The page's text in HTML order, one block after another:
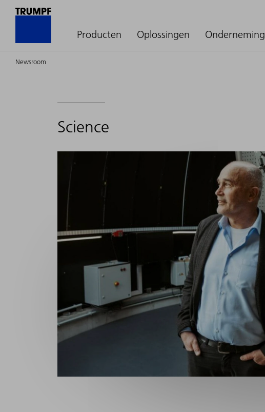
Producten Oplossingen Onderneming
Newsroom
Science